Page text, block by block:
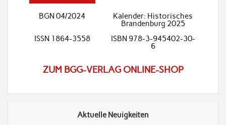
BGN 04/2024
Kalender: Historisches
Brandenburg 2025
ISSN 1864-3558
ISBN 978-3-945402-30-
6
ZUM BGG-VERLAG ONLINE-SHOP
Aktuelle Neuigkeiten